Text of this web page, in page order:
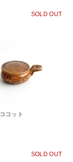
SOLD OUT
コット
SOLD OUT